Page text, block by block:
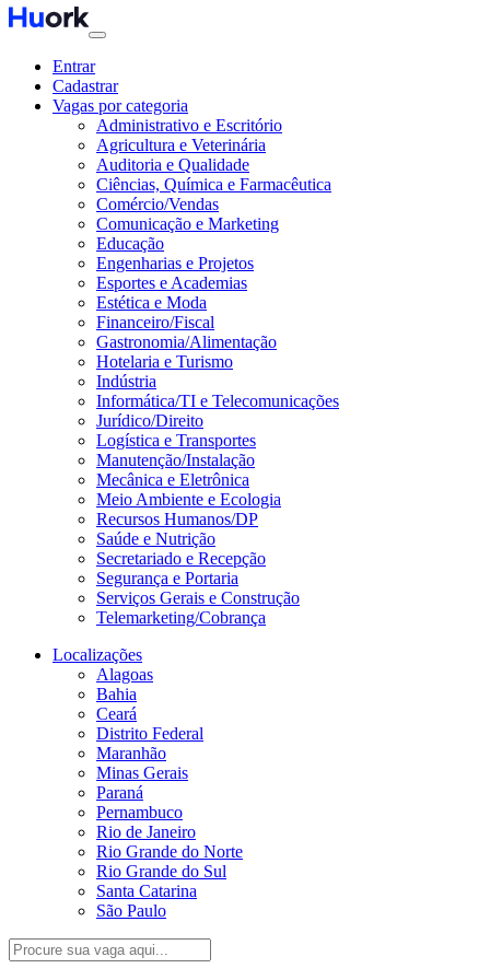
Entrar
Cadastrar
Vagas por categoria
Administrativo e Escritório
Agricultura e Veterinária
Auditoria e Qualidade
Ciências, Química e Farmacêutica
Comércio/Vendas
Comunicação e Marketing
Educação
Engenharias e Projetos
Esportes e Academias
Estética e Moda
Financeiro/Fiscal
Gastronomia/Alimentação
Hotelaria e Turismo
Indústria
Informática/TI e Telecomunicações
Jurídico/Direito
Logística e Transportes
Manutenção/Instalação
Mecânica e Eletrônica
Meio Ambiente e Ecologia
Recursos Humanos/DP
Saúde e Nutrição
Secretariado e Recepção
Segurança e Portaria
Serviços Gerais e Construção
Telemarketing/Cobrança
Localizações
Alagoas
Bahia
Ceará
Distrito Federal
Maranhão
Minas Gerais
Paraná
Pernambuco
Rio de Janeiro
Rio Grande do Norte
Rio Grande do Sul
Santa Catarina
São Paulo